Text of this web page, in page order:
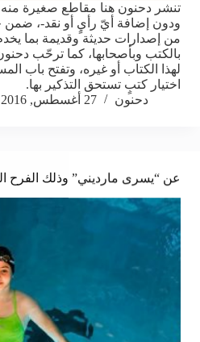
تنشر دحنون هنا مقاطع صغيرة
ودون إضافة أيّ رأيٍ أو نقد-،
من إصدارات حديثة وقديمة بما
بالكتب وبأصحابها، كما ترحّب
لهذا الكتاب أو غيره، وتفتح باب
اختيار كتبٍ تستحق التذكير بها.
دحنون
27 أغسطس, 2016
عن “يسرى مارديني” وذلك الفرح